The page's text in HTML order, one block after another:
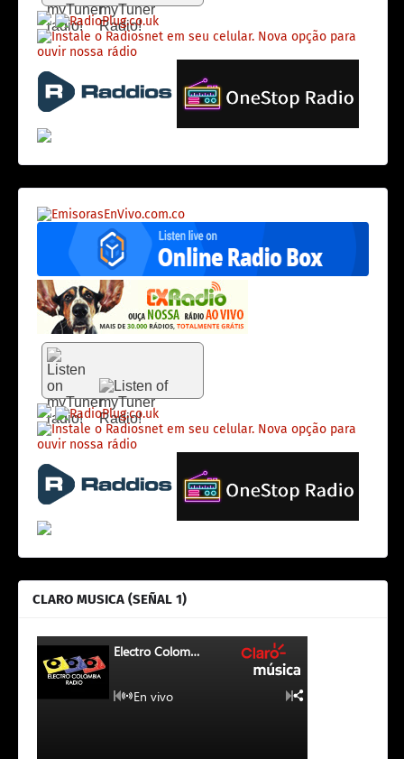
CLARO MUSICA (SEÑAL 1)